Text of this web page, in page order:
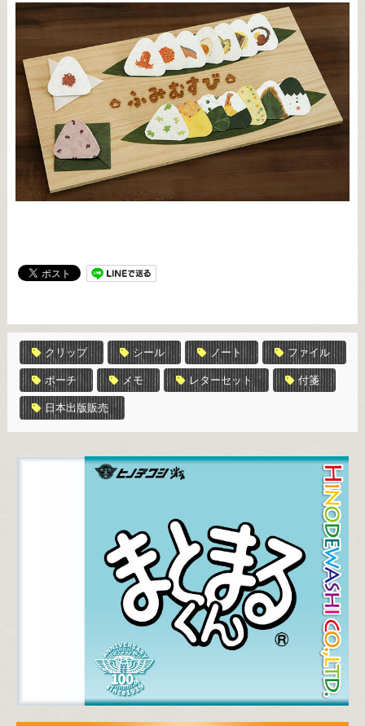
クリップ シール ノート ファイル
ポーチ メモ レターセット 付箋
日本出版販売